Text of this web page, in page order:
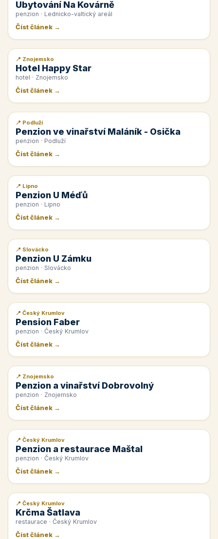
Ubytování Na Kovárně
penzion · Lednicko-valtický areál
Číst článek →
📰 PR článek
📍 Znojemsko
Hotel Happy Star
hotel · Znojemsko
Číst článek →
📰 PR článek
📍 Podluží
Penzion ve vinařství Maláník - Osička
penzion · Podluží
Číst článek →
📰 PR článek
📍 Lipno
Penzion U Méďů
penzion · Lipno
Číst článek →
📰 PR článek
📍 Slovácko
Penzion U Zámku
penzion · Slovácko
Číst článek →
📰 PR článek
📍 Český Krumlov
Pension Faber
penzion · Český Krumlov
Číst článek →
📰 PR článek
📍 Znojemsko
Penzion a vinařství Dobrovolný
penzion · Znojemsko
Číst článek →
📰 PR článek
📍 Český Krumlov
Penzion a restaurace Maštal
penzion · Český Krumlov
Číst článek →
📰 PR článek
📍 Český Krumlov
Krčma Šatlava
restaurace · Český Krumlov
Číst článek →